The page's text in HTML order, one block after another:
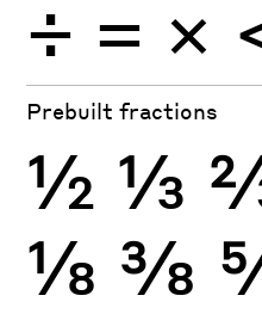
÷ × =
Prebuilt fractions
½ ⅓
⅛ ⅜